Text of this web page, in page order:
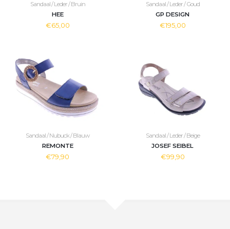
Sandaal / Leder / Bruin
HEE
€65,00
Sandaal / Leder / Goud
GP DESIGN
€195,00
Sandaal / Nubuck / Blauw
REMONTE
€79,90
Sandaal / Leder / Beige
JOSEF SEIBEL
€99,90